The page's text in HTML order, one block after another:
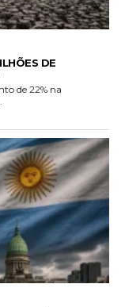
DE
de 22% na